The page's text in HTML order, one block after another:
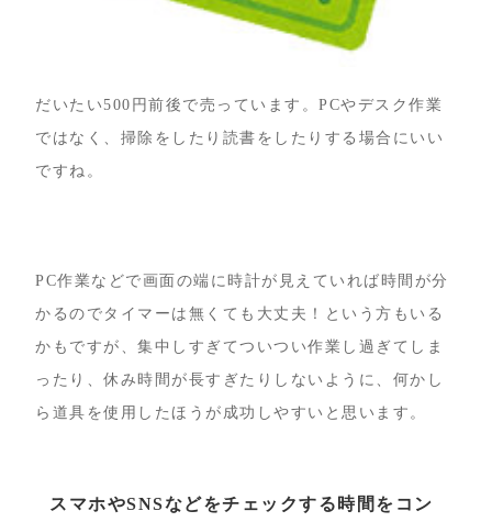
だいたい500円前後で売っています。PCやデスク作業
ではなく、掃除をしたり読書をしたりする場合にいい
ですね。
PC作業などで画面の端に時計が見えていれば時間が分
かるのでタイマーは無くても大丈夫！という方もいる
かもですが、集中しすぎてついつい作業し過ぎてしま
ったり、休み時間が長すぎたりしないように、何かし
ら道具を使用したほうが成功しやすいと思います。
スマホやSNSなどをチェックする時間をコン